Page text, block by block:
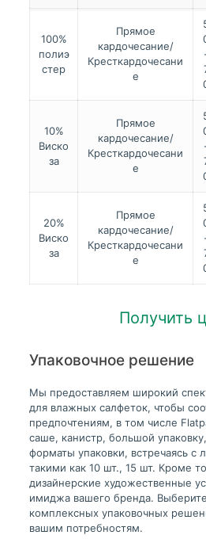
100%
полиэ
стер
Прямое
кардочесание/
Кресткардочесани
е
10%
Виско
за
Прямое
кардочесание/
Кресткардочесани
е
20%
Виско
за
Прямое
кардочесание/
Кресткардочесани
е
Получить
Упаковочное решение
Мы предоставляем широкий
для влажных салфеток, чтобы
предпочтениям, в том числе
саше, канистр, большой
форматы упаковки, встречаясь
такими как 10 шт., 15 шт. Кроме
дизайнерские художественные
имиджа вашего бренда.
комплексных упаковочных
вашим потребностям.